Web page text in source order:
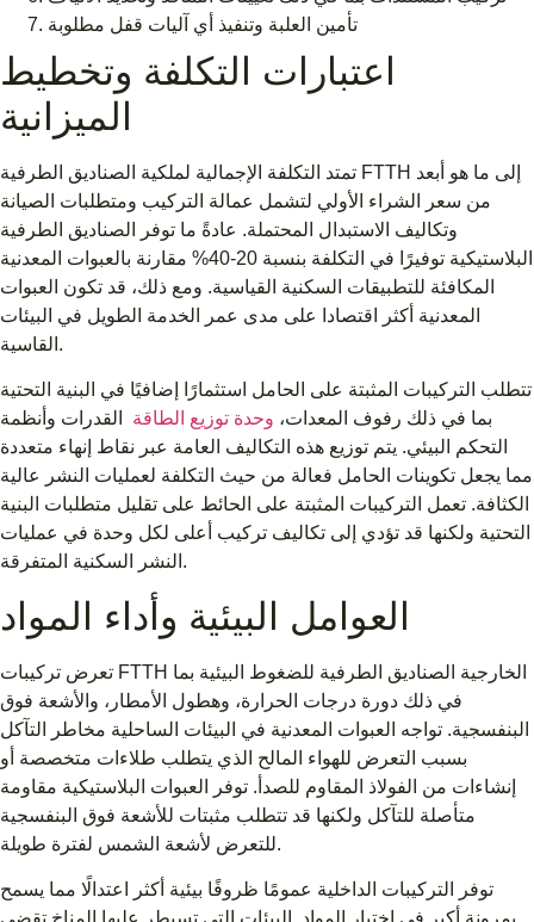
تأمين العلبة وتنفيذ أي آليات قفل مطلوبة
اعتبارات التكلفة وتخطيط
الميزانية
تمتد التكلفة الإجمالية لملكية الصناديق الطرفية FTTH إلى ما هو أبعد
من سعر الشراء الأولي لتشمل عمالة التركيب ومتطلبات الصيانة
وتكاليف الاستبدال المحتملة. عادةً ما توفر الصناديق الطرفية
البلاستيكية توفيرًا في التكلفة بنسبة 20-40% مقارنة بالعبوات المعدنية
المكافئة للتطبيقات السكنية القياسية. ومع ذلك، قد تكون العبوات
المعدنية أكثر اقتصادا على مدى عمر الخدمة الطويل في البيئات
القاسية.
تتطلب التركيبات المثبتة على الحامل استثمارًا إضافيًا في البنية التحتية
بما في ذلك رفوف المعدات، وحدة توزيع الطاقة
القدرات وأنظمة
التحكم البيئي. يتم توزيع هذه التكاليف العامة عبر نقاط إنهاء متعددة
مما يجعل تكوينات الحامل فعالة من حيث التكلفة لعمليات النشر عالية
الكثافة. تعمل التركيبات المثبتة على الحائط على تقليل متطلبات البنية
التحتية ولكنها قد تؤدي إلى تكاليف تركيب أعلى لكل وحدة في عمليات
النشر السكنية المتفرقة.
العوامل البيئية وأداء المواد
تعرض تركيبات FTTH الخارجية الصناديق الطرفية للضغوط البيئية بما
في ذلك دورة درجات الحرارة، وهطول الأمطار، والأشعة فوق
البنفسجية. تواجه العبوات المعدنية في البيئات الساحلية مخاطر التآكل
بسبب التعرض للهواء المالح الذي يتطلب طلاءات متخصصة أو
إنشاءات من الفولاذ المقاوم للصدأ. توفر العبوات البلاستيكية مقاومة
متأصلة للتآكل ولكنها قد تتطلب مثبتات للأشعة فوق البنفسجية
للتعرض لأشعة الشمس لفترة طويلة.
توفر التركيبات الداخلية عمومًا ظروفًا بيئية أكثر اعتدالًا مما يسمح
بمرونة أكبر في اختيار المواد. البيئات التي تسيطر عليها المناخ تقضي